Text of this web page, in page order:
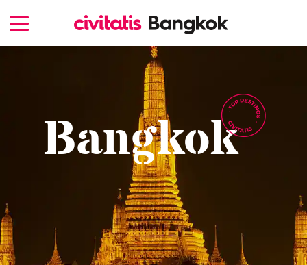
Bangkok